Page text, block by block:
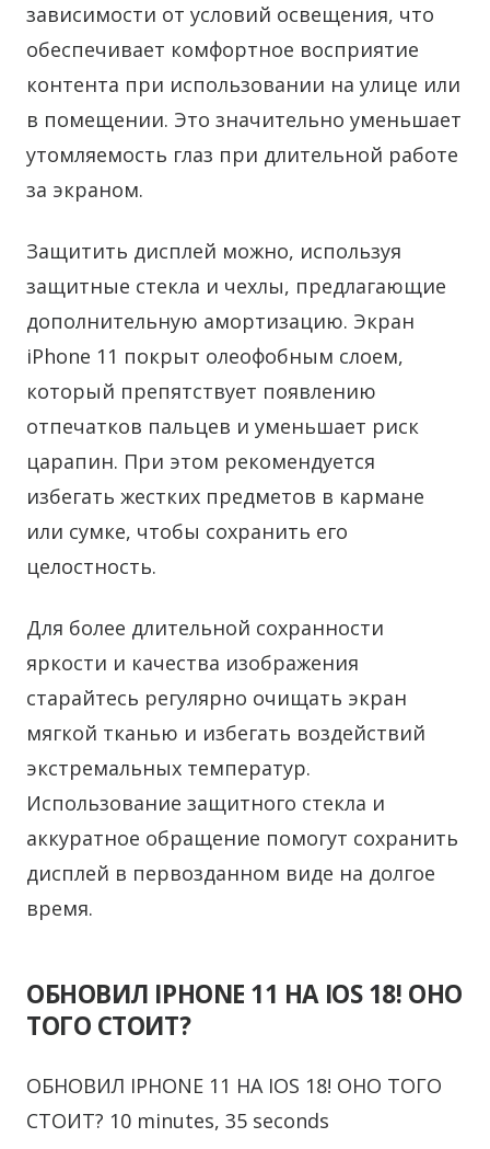
зависимости от условий освещения, что
обеспечивает комфортное восприятие
контента при использовании на улице или
в помещении. Это значительно уменьшает
утомляемость глаз при длительной работе
за экраном.
Защитить дисплей можно, используя
защитные стекла и чехлы, предлагающие
дополнительную амортизацию. Экран
iPhone 11 покрыт олеофобным слоем,
который препятствует появлению
отпечатков пальцев и уменьшает риск
царапин. При этом рекомендуется
избегать жестких предметов в кармане
или сумке, чтобы сохранить его
целостность.
Для более длительной сохранности
яркости и качества изображения
старайтесь регулярно очищать экран
мягкой тканью и избегать воздействий
экстремальных температур.
Использование защитного стекла и
аккуратное обращение помогут сохранить
дисплей в первозданном виде на долгое
время.
ОБНОВИЛ IPHONE 11 НА IOS 18! ОНО
ТОГО СТОИТ?
ОБНОВИЛ IPHONE 11 НА IOS 18! ОНО ТОГО
СТОИТ? 10 minutes, 35 seconds